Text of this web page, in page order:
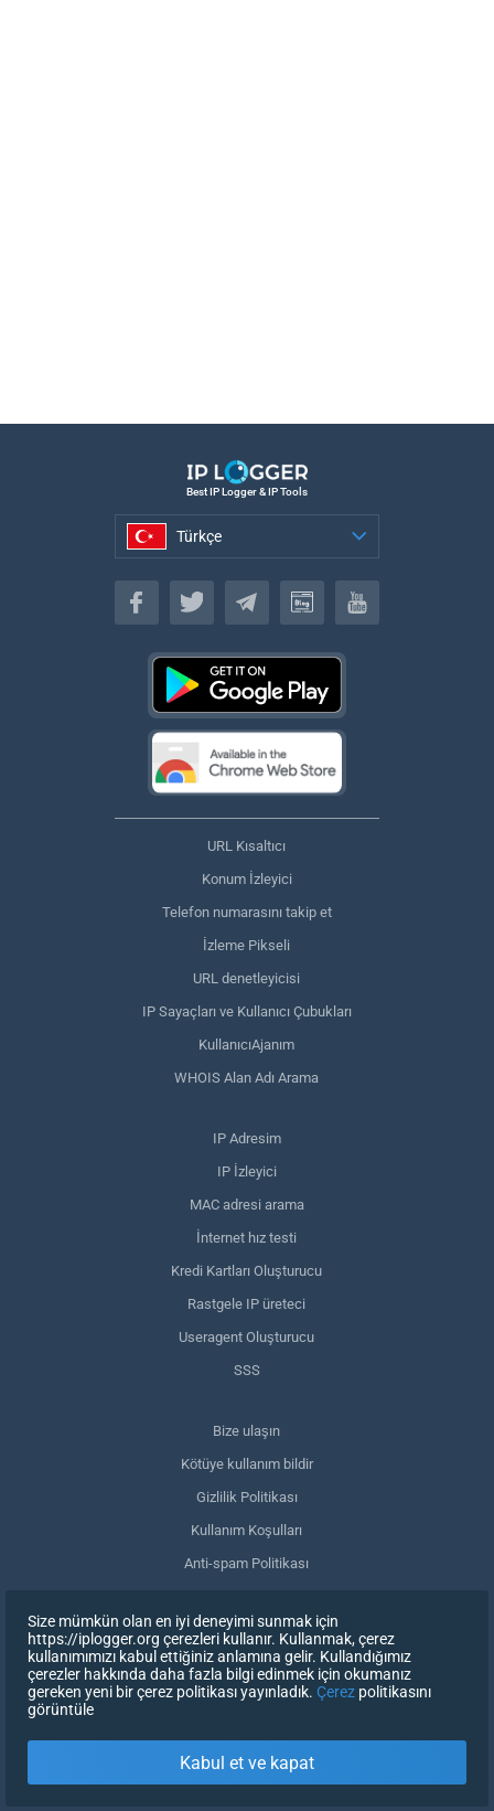
Best IP Logger & IP Tools
Türkçe
Türkçe
URL Kısaltıcı
Konum İzleyici
Telefon numarasını takip et
İzleme Pikseli
URL denetleyicisi
IP Sayaçları ve Kullanıcı Çubukları
KullanıcıAjanım
WHOIS Alan Adı Arama
IP Adresim
IP İzleyici
MAC adresi arama
İnternet hız testi
Kredi Kartları Oluşturucu
Rastgele IP üreteci
Useragent Oluşturucu
SSS
Bize ulaşın
Kötüye kullanım bildir
Gizlilik Politikası
Kullanım Koşulları
Anti-spam Politikası
Verilerimi sil
Onayınızı geri çekin
OTURUM AÇ
Size mümkün olan en iyi deneyimi sunmak için
https://iplogger.org çerezleri kullanır. Kullanmak, çerez
kullanımımızı kabul ettiğiniz anlamına gelir. Kullandığımız
çerezler hakkında daha fazla bilgi edinmek için okumanız
gereken yeni bir çerez politikası yayınladık. Çerez politikasını
görüntüle
Kabul et ve kapat